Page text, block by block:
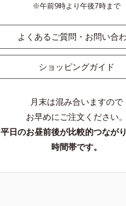
午前9時より午後7時まで
よくあるご質問・お問い合
ショッピングガイド
月末は混み合いますので
お早めにご注文ください。
平日のお昼前後が比較的つなが
時間帯です。